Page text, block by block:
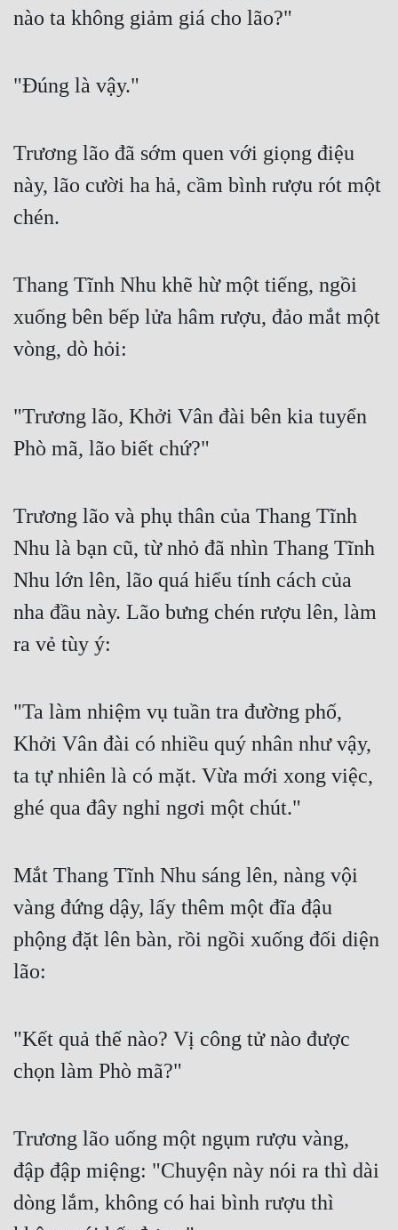
Điềm Đạm
nào ta không giảm giá cho lão?"
"Đúng là vậy."
Trương lão đã sớm quen với giọng điệu
này, lão cười ha hả, cầm bình rượu rót một
chén.
Thang Tĩnh Nhu khẽ hừ một tiếng, ngồi
xuống bên bếp lửa hâm rượu, đảo mắt một
vòng, dò hỏi:
"Trương lão, Khởi Vân đài bên kia tuyển
Phò mã, lão biết chứ?"
Trương lão và phụ thân của Thang Tĩnh
Nhu là bạn cũ, từ nhỏ đã nhìn Thang Tĩnh
Nhu lớn lên, lão quá hiểu tính cách của
nha đầu này. Lão bưng chén rượu lên, làm
ra vẻ tùy ý:
"Ta làm nhiệm vụ tuần tra đường phố,
Khởi Vân đài có nhiều quý nhân như vậy,
ta tự nhiên là có mặt. Vừa mới xong việc,
ghé qua đây nghỉ ngơi một chút."
Mắt Thang Tĩnh Nhu sáng lên, nàng vội
vàng đứng dậy, lấy thêm một đĩa đậu
phộng đặt lên bàn, rồi ngồi xuống đối diện
lão:
"Kết quả thế nào? Vị công tử nào được
chọn làm Phò mã?"
Trương lão uống một ngụm rượu vàng,
đập đập miệng: "Chuyện này nói ra thì dài
dòng lắm, không có hai bình rượu thì